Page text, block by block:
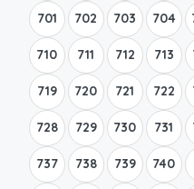
701 702 703 704
710 711 712 713
719 720 721 722
728 729 730 731
737 738 739 740